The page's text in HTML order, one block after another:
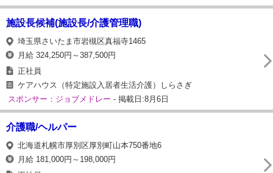
施設長候補(施設長/介護管理職)
埼玉県さいたま市岩槻区真福寺1465
月給 324,250円～387,500円
正社員
ケアハウス（特定施設入居者生活介護）しらさぎ
スポンサー：ジョブメドレー - 掲載日:8月6日
介護職/ヘルパー
北海道札幌市厚別区厚別町山本750番地6
月給 181,000円～198,000円